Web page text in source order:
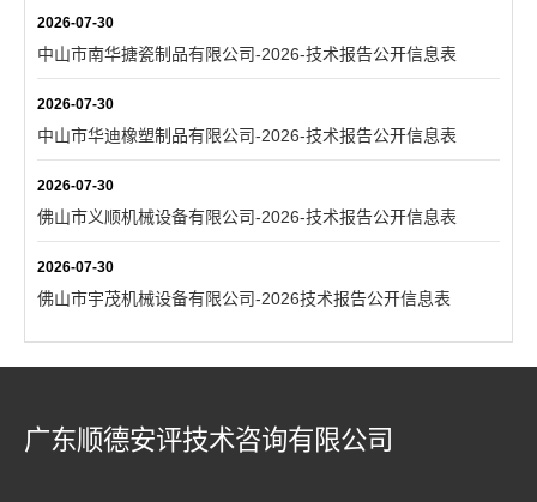
2026-07-30
中山市南华搪瓷制品有限公司-2026-技术报告公开信息表
2026-07-30
中山市华迪橡塑制品有限公司-2026-技术报告公开信息表
2026-07-30
佛山市义顺机械设备有限公司-2026-技术报告公开信息表
2026-07-30
佛山市宇茂机械设备有限公司-2026技术报告公开信息表
广东顺德安评技术咨询有限公司